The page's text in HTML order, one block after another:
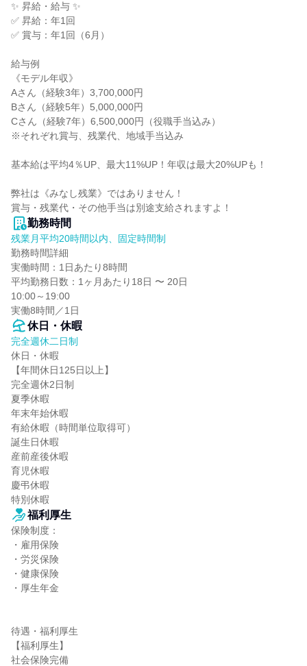
✨ 昇給・給与 ✨
✅ 昇給：年1回
✅ 賞与：年1回（6月）
給与例
《モデル年収》
Aさん（経験3年）3,700,000円
Bさん（経験5年）5,000,000円
Cさん（経験7年）6,500,000円（役職手当込み）
※それぞれ賞与、残業代、地域手当込み
基本給は平均4％UP、最大11%UP！年収は最大20%UPも！
弊社は《みなし残業》ではありません！
賞与・残業代・その他手当は別途支給されますよ！
勤務時間
残業月平均20時間以内、固定時間制
勤務時間詳細
実働時間：1日あたり8時間
平均勤務日数：1ヶ月あたり18日 〜 20日
10:00～19:00
実働8時間／1日
休日・休暇
完全週休二日制
休日・休暇
【年間休日125日以上】
完全週休2日制
夏季休暇
年末年始休暇
有給休暇（時間単位取得可）
誕生日休暇
産前産後休暇
育児休暇
慶弔休暇
特別休暇
福利厚生
保険制度：
・雇用保険
・労災保険
・健康保険
・厚生年金
待遇・福利厚生
【福利厚生】
社会保険完備